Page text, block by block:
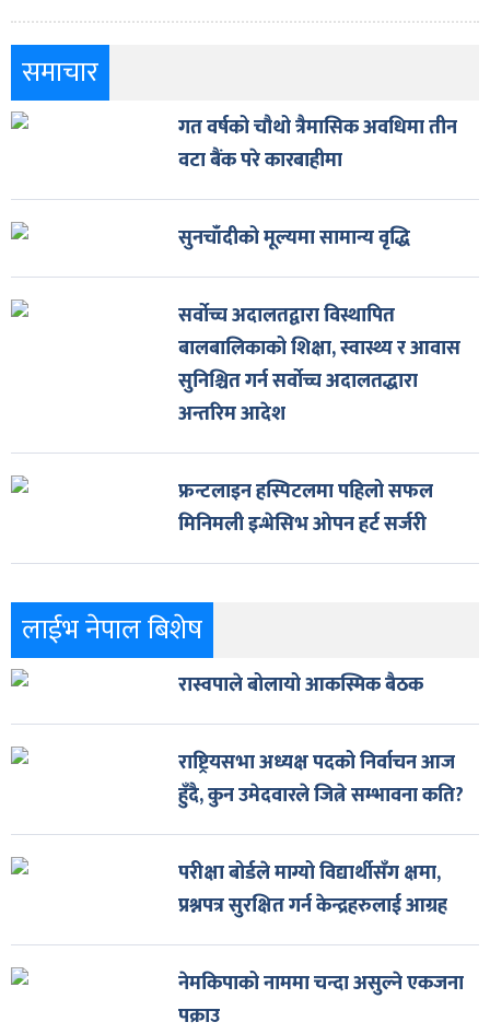
समाचार
गत वर्षको चौथो त्रैमासिक अवधिमा तीन
वटा बैंक परे कारबाहीमा
सुनचाँदीको मूल्यमा सामान्य वृद्धि
सर्वोच्च अदालतद्वारा विस्थापित
बालबालिकाको शिक्षा, स्वास्थ्य र आवास
सुनिश्चित गर्न सर्वोच्च अदालतद्धारा
अन्तरिम आदेश
फ्रन्टलाइन हस्पिटलमा पहिलो सफल
मिनिमली इन्भेसिभ ओपन हर्ट सर्जरी
लाईभ नेपाल बिशेष
रास्वपाले बोलायो आकस्मिक बैठक
राष्ट्रियसभा अध्यक्ष पदको निर्वाचन आज
हुँदै, कुन उमेदवारले जित्ने सम्भावना कति?
परीक्षा बोर्डले माग्यो विद्यार्थीसँग क्षमा,
प्रश्नपत्र सुरक्षित गर्न केन्द्रहरुलाई आग्रह
नेमकिपाको नाममा चन्दा असुल्ने एकजना
पक्राउ